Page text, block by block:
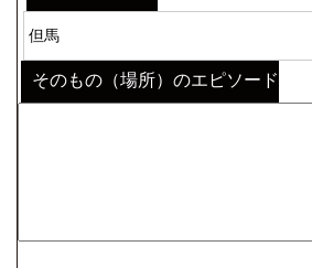
そのもの（場所）のエピソード